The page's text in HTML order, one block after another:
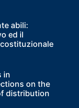
abili:
ed il
in
on the
distribution